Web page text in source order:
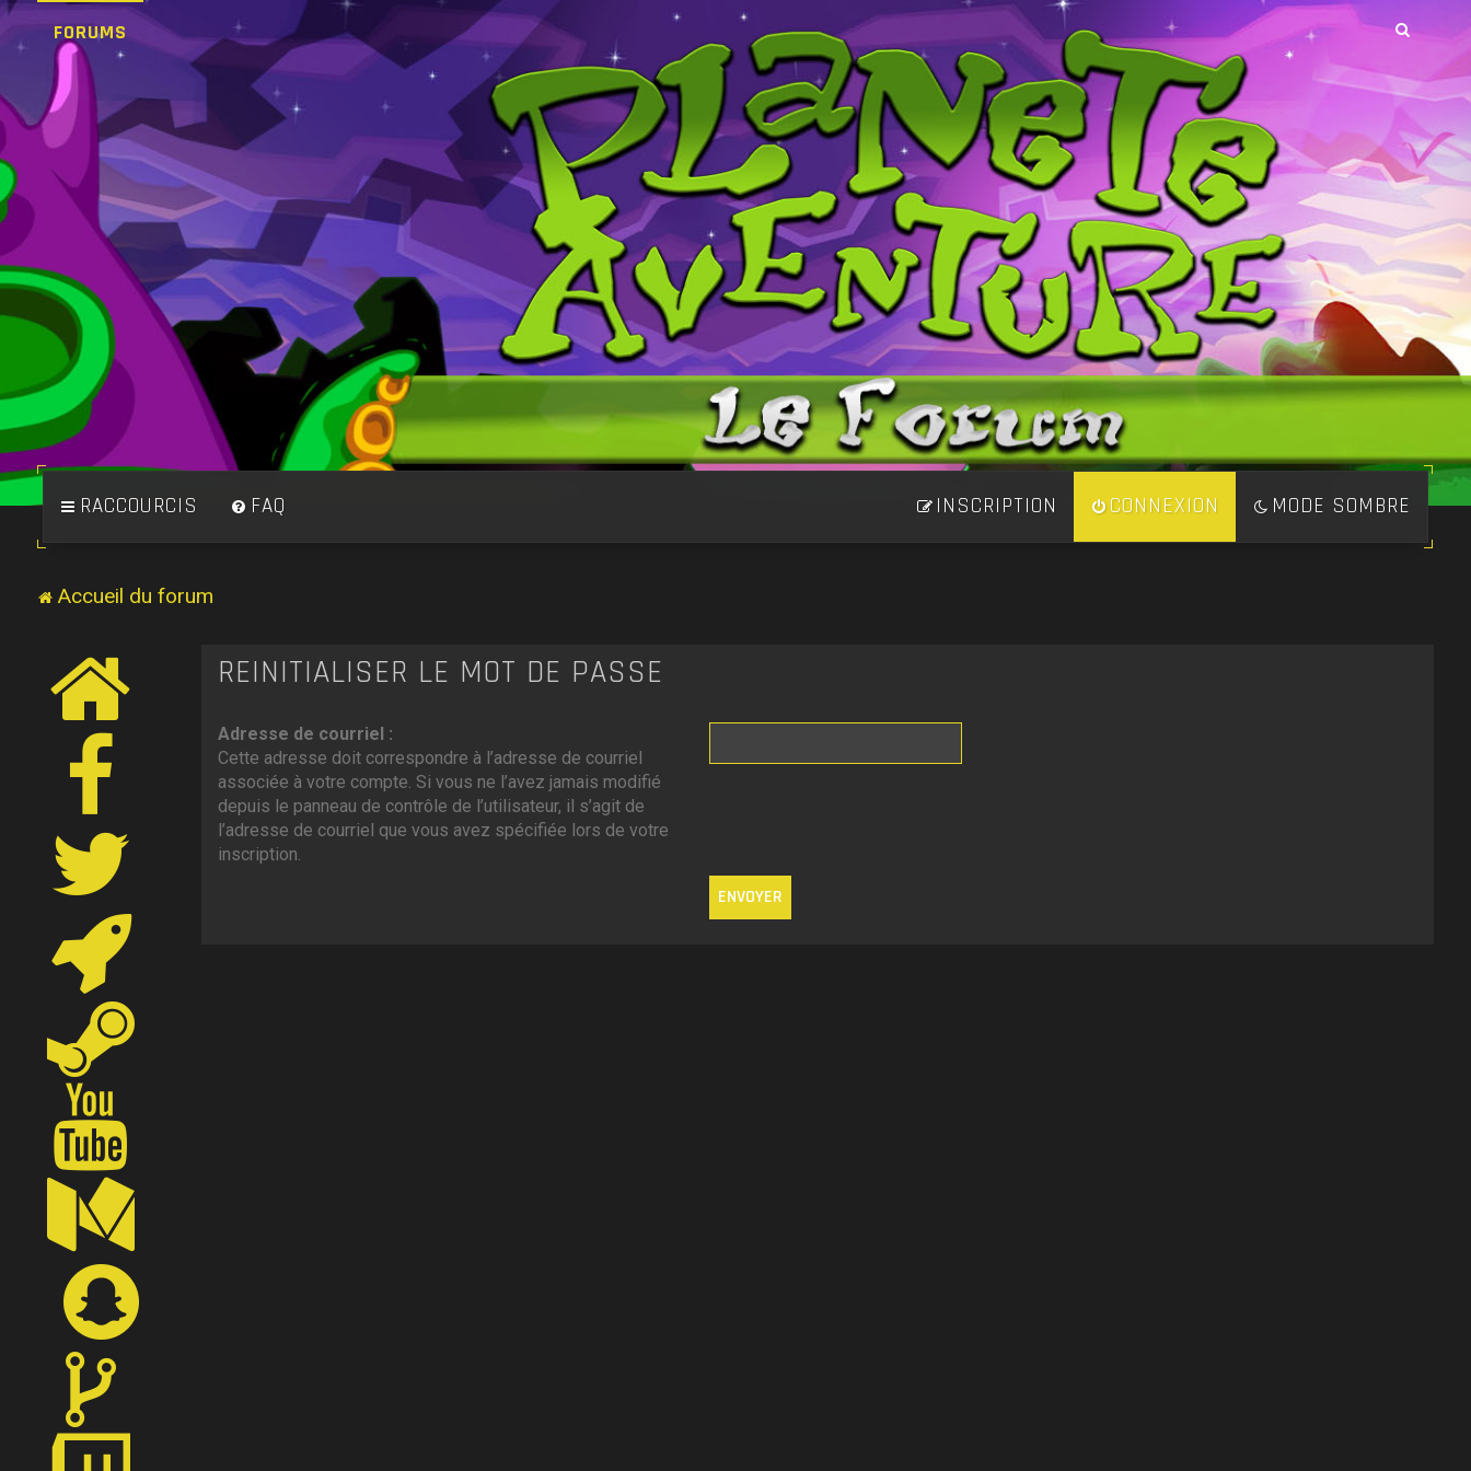
FORUMS
RACCOURCIS MODE SOMBRE
FAQ CONNEXION
INSCRIPTION
Accueil du forum
RÉINITIALISER LE MOT DE PASSE
Adresse de courriel :
Cette adresse doit correspondre à l’adresse de courriel
associée à votre compte. Si vous ne l’avez jamais modifié
depuis le panneau de contrôle de l’utilisateur, il s’agit de
l’adresse de courriel que vous avez spécifiée lors de votre
inscription.